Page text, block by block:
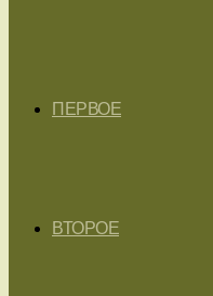
ПЕРВОЕ
ВТОРОЕ